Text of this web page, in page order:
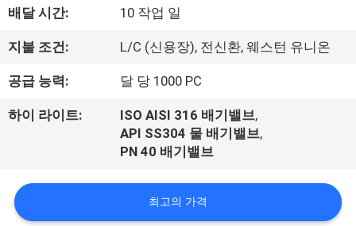
장
여
행
질
관
배달 시간: 10 작업 일
지불 조건: L/C (신용장), 전신환, 웨스턴 유니온
공급 능력: 달 당 1000 PC
하이 라이트: ISO AISI 316 배기밸브,
API SS304 물 배기밸브,
PN 40 배기밸브
최고의 가격